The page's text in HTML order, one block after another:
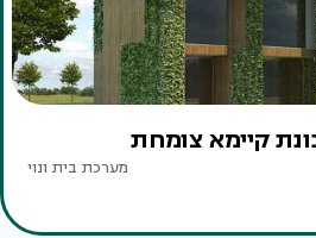
קיימא צומחת
מערכת בית ונוי